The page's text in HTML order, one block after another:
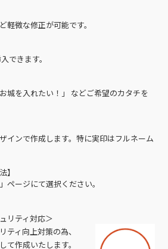
軽微な修正が可能です。
できます。
城を入れたい！」 などご希望のカタチを
インで作成します。特に実印はフルネーム
】
ページにて選択ください。
リティ対応＞
ティ向上対策の為、
て作成いたします。